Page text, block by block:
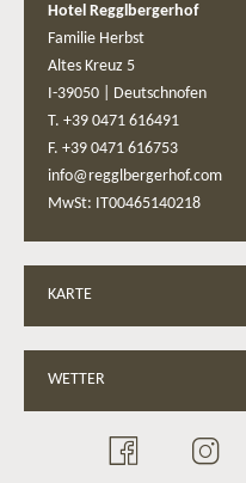
Hotel Regglbergerhof
Familie Herbst
Altes Kreuz 5
I-39050
Deutschnofen
T. +39 0471 616491
F. +39 0471 616753
info@regglbergerhof.com
MwSt: IT00465140218
KARTE
WETTER